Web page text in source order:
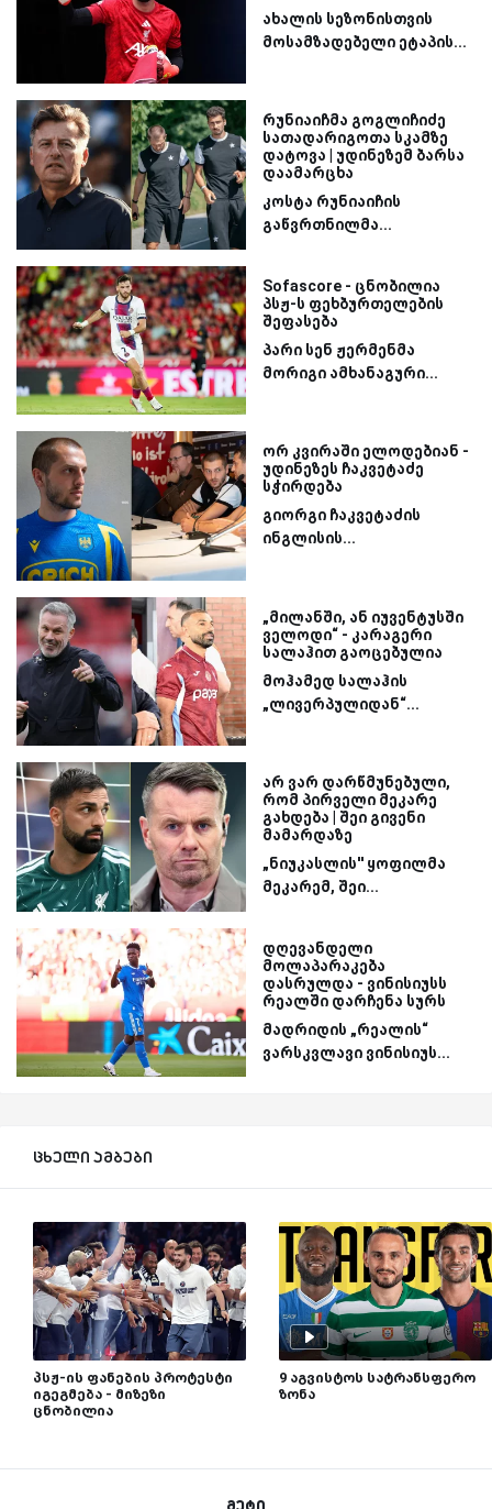
ახალის სეზონისთვის
მოსამზადებელი ეტაპის...
რუნიაიჩმა გოგლიჩიძე
სათადარიგოთა სკამზე
დატოვა | უდინეზემ ბარსა
დაამარცხა
კოსტა რუნიაიჩის
გაწვრთნილმა...
Sofascore - ცნობილია
პსჟ-ს ფეხბურთელების
შეფასება
პარი სენ ჟერმენმა
მორიგი ამხანაგური...
ორ კვირაში ელოდებიან -
უდინეზეს ჩაკვეტაძე
სჭირდება
გიორგი ჩაკვეტაძის
ინგლისის...
„მილანში, ან იუვენტუსში
ველოდი“ - კარაგერი
სალაჰით გაოცებულია
მოჰამედ სალაჰის
„ლივერპულიდან“...
არ ვარ დარწმუნებული,
რომ პირველი მეკარე
გახდება | შეი გივენი
მამარდაზე
„ნიუკასლის'' ყოფილმა
მეკარემ, შეი...
დღევანდელი
მოლაპარაკება
დასრულდა - ვინისიუსს
რეალში დარჩენა სურს
მადრიდის „რეალის“
ვარსკვლავი ვინისიუს...
ცხელი ამბები
პსჟ-ის ფანების პროტესტი
იგეგმება - მიზეზი
ცნობილია
9 აგვისტოს სატრანსფერო
ზონა